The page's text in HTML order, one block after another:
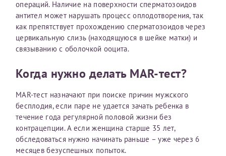
операций. Наличие на поверхности сперматозоидов
антител может нарушать процесс оплодотворения, так
как препятствует прохождению сперматозоидов через
цервикальную слизь (находящуюся в шейке матки) и
связыванию с оболочкой ооцита.
Когда нужно делать MAR-тест?
MAR-тест назначают при поиске причин мужского
бесплодия, если паре не удается зачать ребенка в
течение года регулярной половой жизни без
контрацепции. А если женщина старше 35 лет,
обследоваться нужно начинать раньше – уже через 6
месяцев безуспешных попыток.
Принимаю условия Соглашения на обработку
персональных данных
Записаться на прием
Отчество*
Дата рождения*
Для предоставления в налоговые органы Российской
Федерации, выписать ее на имя: